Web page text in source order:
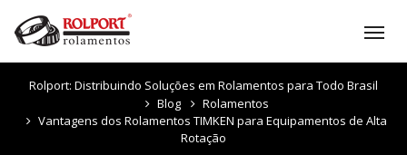
Rolport: Distribuindo Soluções em Rolamentos para Todo Brasil
Blog
Rolamentos
Vantagens dos Rolamentos TIMKEN para Equipamentos de Alta
Rotação